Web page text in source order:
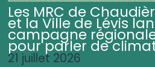
Les MRC de
et la Ville de Lévis
campagne
pour parler de
21 juillet 2026